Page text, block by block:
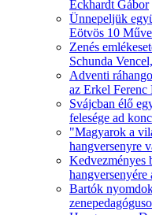
Eckhardt Gábor
Ünnepeljük
Eötvös 10
Zenés
Schunda
Adventi
az Erkel Ferenc
Svájcban élő
felesége ad
"Magyarok a
hangversenyre
Kedvezményes
hangversenyére
Bartók